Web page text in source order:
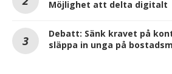
Möjlighet att delta digitalt
Debatt: Sänk kravet på
släppa in unga på